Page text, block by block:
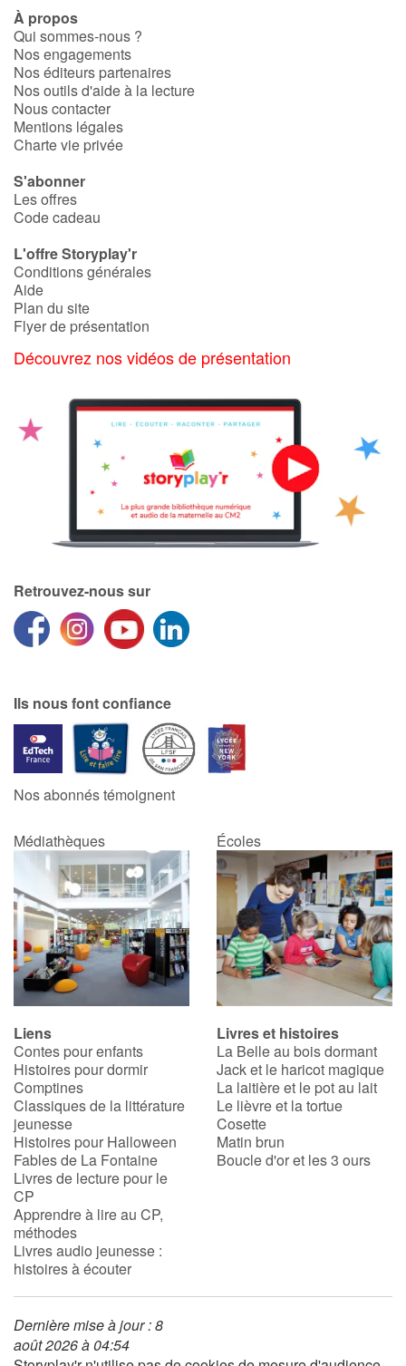
Amour et amitié
Sujets de société
Émotions et sentiments
Formats et illustrations
Catalogue anglais
Contraste +
Aide
Accueil
Écoles
Médiathèques
Vidéos & Tutoriaux
Blog
Actualités
Par thématique
Rencontres et témoignages
Contes d'ici et d'ailleurs
Apprendre à lire
Livre audio
Activités et ateliers
Apprendre les langues
Dyslexie, troubles de la lecture
Nos listes de lecture
Les plus lus
Coups de coeur
À propos
Qui sommes-nous ?
Nos engagements
Nos éditeurs partenaires
Nos outils d'aide à la lecture
Nous contacter
Mentions légales
Charte vie privée
S'abonner
Les offres
Code cadeau
L'offre Storyplay'r
Conditions générales
Aide
Plan du site
Flyer de présentation
Découvrez nos vidéos de présentation
Retrouvez-nous sur
Ils nous font confiance
Nos abonnés témoignent
Médiathèques Écoles
Liens
Contes pour enfants
Histoires pour dormir
Comptines
Classiques de la littérature
jeunesse
Histoires pour Halloween
Fables de La Fontaine
Livres de lecture pour le
CP
Apprendre à lire au CP,
méthodes
Livres audio jeunesse :
histoires à écouter
Livres et histoires
La Belle au bois dormant
Jack et le haricot magique
La laitière et le pot au lait
Le lièvre et la tortue
Cosette
Matin brun
Boucle d'or et les 3 ours
Dernière mise à jour : 8
août 2026 à 04:54